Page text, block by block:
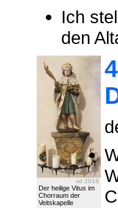
Ich
den
vd 2016
Der heilige Vitus im
Chorraum der
Veitskapelle